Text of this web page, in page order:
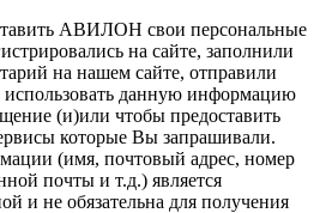
АВИЛОН свои персональные
на сайте, заполнили
на нашем сайте, отправили
данную информацию
(и)или чтобы предоставить
которые Вы запрашивали.
(имя, почтовый адрес, номер
почты и т.д.) является
и не обязательна для получения